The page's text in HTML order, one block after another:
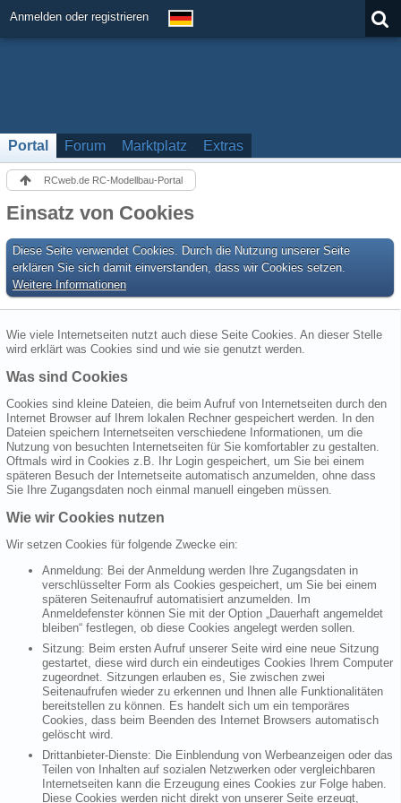
Anmelden oder registrieren
Portal Forum Marktplatz Extras
RCweb.de RC-Modellbau-Portal
Einsatz von Cookies
Diese Seite verwendet Cookies. Durch die Nutzung unserer Seite
erklären Sie sich damit einverstanden, dass wir Cookies setzen.
Weitere Informationen
Wie viele Internetseiten nutzt auch diese Seite Cookies. An dieser Stelle
wird erklärt was Cookies sind und wie sie genutzt werden.
Was sind Cookies
Cookies sind kleine Dateien, die beim Aufruf von Internetseiten durch den
Internet Browser auf Ihrem lokalen Rechner gespeichert werden. In den
Dateien speichern Internetseiten verschiedene Informationen, um die
Nutzung von besuchten Internetseiten für Sie komfortabler zu gestalten.
Oftmals wird in Cookies z.B. Ihr Login gespeichert, um Sie bei einem
späteren Besuch der Internetseite automatisch anzumelden, ohne dass
Sie Ihre Zugangsdaten noch einmal manuell eingeben müssen.
Wie wir Cookies nutzen
Wir setzen Cookies für folgende Zwecke ein:
Anmeldung: Bei der Anmeldung werden Ihre Zugangsdaten in
verschlüsselter Form als Cookies gespeichert, um Sie bei einem
späteren Seitenaufruf automatisiert anzumelden. Im
Anmeldefenster können Sie mit der Option „Dauerhaft angemeldet
bleiben“ festlegen, ob diese Cookies angelegt werden sollen.
Sitzung: Beim ersten Aufruf unserer Seite wird eine neue Sitzung
gestartet, diese wird durch ein eindeutiges Cookies Ihrem Computer
zugeordnet. Sitzungen erlauben es, Sie zwischen zwei
Seitenaufrufen wieder zu erkennen und Ihnen alle Funktionalitäten
bereitstellen zu können. Es handelt sich um ein temporäres
Cookies, dass beim Beenden des Internet Browsers automatisch
gelöscht wird.
Drittanbieter-Dienste: Die Einblendung von Werbeanzeigen oder das
Teilen von Inhalten auf sozialen Netzwerken oder vergleichbaren
Internetseiten kann die Erzeugung eines Cookies zur Folge haben.
Diese Cookies werden nicht direkt von unserer Seite erzeugt,